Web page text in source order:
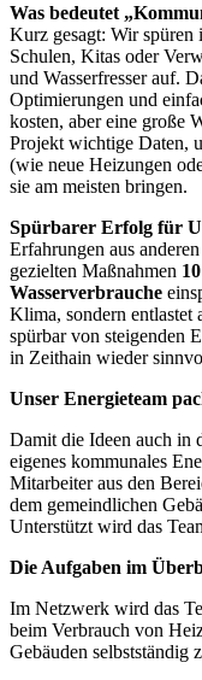
Was bedeutet
Kurz gesagt: Wir spüren
Schulen, Kitas oder
und Wasserfresser auf.
Optimierungen und
kosten, aber eine große
Projekt wichtige Daten,
(wie neue Heizungen
sie am meisten bringen.
Spürbarer Erfolg für
Erfahrungen aus
gezielten Maßnahmen
Wasserverbrauche
Klima, sondern entlastet
spürbar von steigenden
in Zeithain wieder
Unser Energieteam
Damit die Ideen auch in
eigenes kommunales
Mitarbeiter aus den
dem gemeindlichen
Unterstützt wird das
Die Aufgaben im
Im Netzwerk wird das
beim Verbrauch von
Gebäuden selbstständig